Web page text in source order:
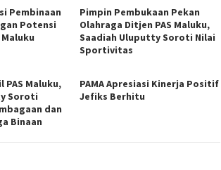
Pembinaan
Potensi
Pimpin Pembukaan Pekan
Olahraga Ditjen PAS Maluku,
Saadiah Uluputty Soroti Nilai
Sportivitas
PAS Maluku,
Soroti
dan
Binaan
PAMA Apresiasi Kinerja Positif
Jefiks Berhitu